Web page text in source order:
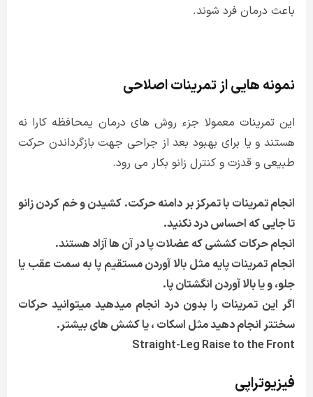
باعث درمان فرد شوند.
نمونه هایی از تمرینات اصلاحی
این تمرینات معمولا جزء روش های درمان یمحافظه کارا نه
هستند و یا برای بهبود بعد از جراحی جهت بازگرداندن حرکت
طبیعی و قدزت و کنترل زانو بکار می رود.
انجام تمرینات با تمرکز بر دامنه حرکت. کشیدن و خم کردن زانو
تا جایی که احساس درد نکنید.
انجام حرکات کششی که عضلات پا در آن ها آزاد هستند.
انجام تمرینات پایه مثل بالا آوردن مستقیم پا به سمت عقب یا
جلو، و یا بالا آوردن انگشتان پا.
اگر این تمرینات را بدون درد انجام میدهید میتوانید حرکات
سختتر انجام دهید مثل اسکات ، یا کشش های بیشتر.
Straight-Leg Raise to the Front
فیزیوتراپی